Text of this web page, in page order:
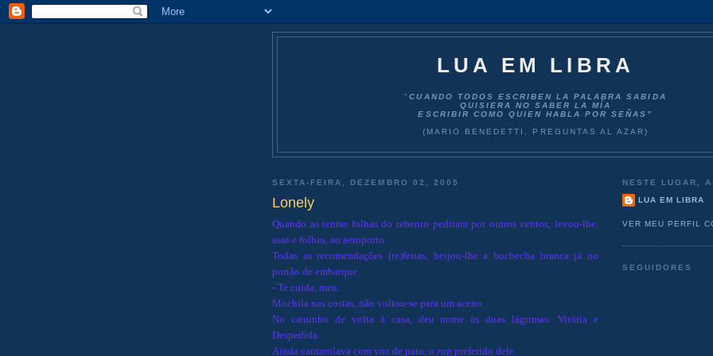
LUA EM LIBRA
"CUANDO TODOS ESCRIBEN LA PALABRA SABIDA
QUISIERA NO SABER LA MÍA
ESCRIBIR COMO QUIEN HABLA POR SEÑAS”
(MARIO BENEDETTI, PREGUNTAS AL AZAR)
SEXTA-FEIRA, DEZEMBRO 02, 2005
Lonely
Quando as tenras folhas do rebento pediram por outros ventos, levou-lhe,
asas e folhas, ao aeroporto.
Todas as recomendações (re)feitas, beijou-lhe a bochecha branca já no
portão de embarque.
- Te cuida, meu.
Mochila nas costas, não voltou-se para um aceno.
No caminho de volta à casa, deu nome às duas lágrimas: Vitória e
Despedida.
Ainda cantarolava com voz de pato, o rap preferido dele.
NESTE LUGAR,
LUA EM LIBRA
VER MEU PERFIL
SEGUIDORES